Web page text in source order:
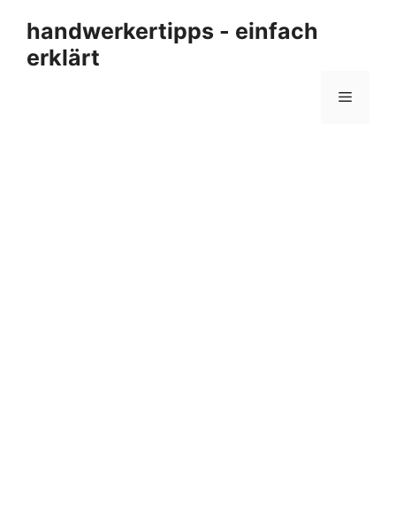
Inhalt
springen
handwerkertipps - einfach
erklärt
Menü